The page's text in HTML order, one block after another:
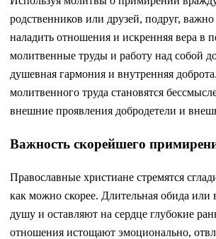
родственников или друзей, подруг,
наладить отношения и искренняя вера в
молитвенные труды и работу над собой
душевная гармония и внутренняя
молитвенного труда становятся
внешние проявления добродетели и
Важность скорейшего
Православные христиане стремятся
как можно скорее. Длительная обида или
душу и оставляют на сердце глубокие
отношения истощают эмоционально,